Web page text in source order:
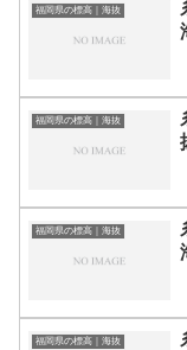
福岡県の標高｜海抜
福岡県の標高｜海抜
福岡県の標高｜海抜
福岡県の標高｜海抜